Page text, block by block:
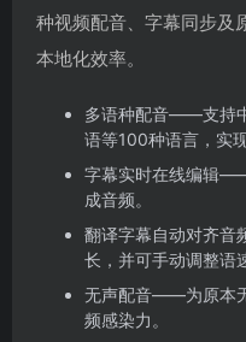
种视频配音、字幕同步及
本地化效率。
多语种配音——支持
语等100种语言，实
字幕实时在线编辑
成音频。
翻译字幕自动对齐
长，并可手动调整语
无声配音——为原本
频感染力。